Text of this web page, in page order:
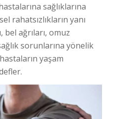
sağlıklarına
rahatsızlıkların yanı
bel ağrıları, omuz
sorunlarına yönelik
yaşam